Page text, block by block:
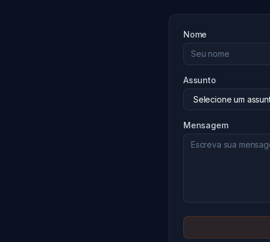
Nome
Assunto
Mensagem